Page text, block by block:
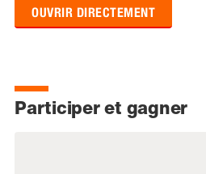
OUVRIR DIRECTEMENT
Participer et gagner